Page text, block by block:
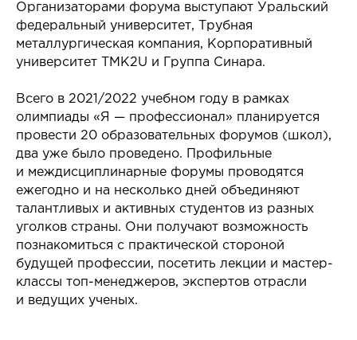
Организаторами форума выступают Уральский
федеральный университет, Трубная
металлургическая компания, Корпоративный
университет ТМК2U и Группа Синара.
Всего в 2021/2022 учебном году в рамках
олимпиады «Я — профессионал» планируется
провести 20 образовательных форумов (школ),
два уже было проведено. Профильные
и междисциплинарные форумы проводятся
ежегодно и на несколько дней объединяют
талантливых и активных студентов из разных
уголков страны. Они получают возможность
познакомиться с практической стороной
будущей профессии, посетить лекции и мастер-
классы топ-менеджеров, экспертов отрасли
и ведущих ученых.